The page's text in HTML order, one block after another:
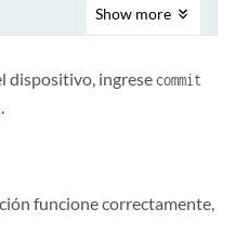
Show more
dispositivo, ingrese commit
funcione correctamente,